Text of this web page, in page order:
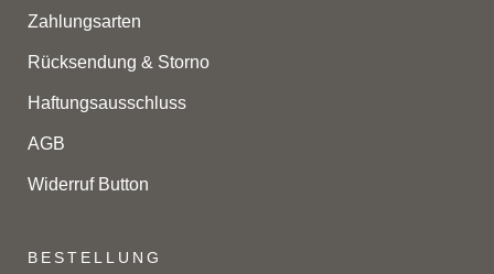
Zahlungsarten
Rücksendung & Storno
Haftungsausschluss
AGB
Widerruf Button
BESTELLUNG